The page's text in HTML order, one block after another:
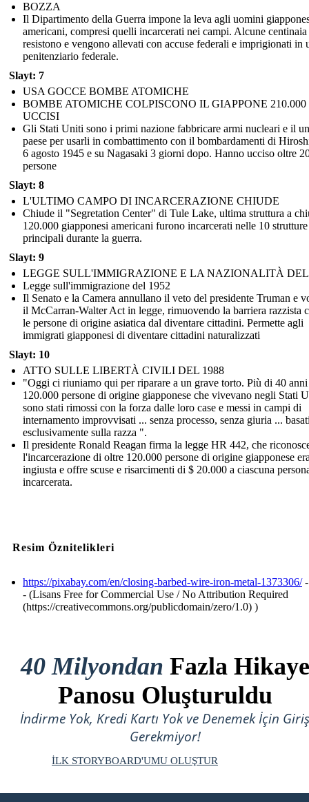
BOZZA
Il Dipartimento della Guerra impone la leva agli uomini
americani, compresi quelli incarcerati nei campi. Alcune centinaia
resistono e vengono allevati con accuse federali e imprigionati in
penitenziario federale.
Slayt: 7
USA GOCCE BOMBE ATOMICHE
BOMBE ATOMICHE COLPISCONO IL GIAPPONE 210.000
UCCISI
Gli Stati Uniti sono i primi nazione fabbricare armi nucleari e il
paese per usarli in combattimento con il bombardamenti di
6 agosto 1945 e su Nagasaki 3 giorni dopo. Hanno ucciso oltre
persone
Slayt: 8
L'ULTIMO CAMPO DI INCARCERAZIONE CHIUDE
Chiude il "Segretation Center" di Tule Lake, ultima struttura a
120.000 giapponesi americani furono incarcerati nelle 10 strutture
principali durante la guerra.
Slayt: 9
LEGGE SULL'IMMIGRAZIONE E LA NAZIONALITÀ DEL
Legge sull'immigrazione del 1952
Il Senato e la Camera annullano il veto del presidente Truman e
il McCarran-Walter Act in legge, rimuovendo la barriera razzista
le persone di origine asiatica dal diventare cittadini. Permette agli
immigrati giapponesi di diventare cittadini naturalizzati
Slayt: 10
ATTO SULLE LIBERTÀ CIVILI DEL 1988
"Oggi ci riuniamo qui per riparare a un grave torto. Più di 40
120.000 persone di origine giapponese che vivevano negli Stati
sono stati rimossi con la forza dalle loro case e messi in campi di
internamento improvvisati ... senza processo, senza giuria ...
esclusivamente sulla razza ".
Il presidente Ronald Reagan firma la legge HR 442, che
l'incarcerazione di oltre 120.000 persone di origine giapponese
ingiusta e offre scuse e risarcimenti di $ 20.000 a ciascuna
incarcerata.
Resim Öznitelikleri
https://pixabay.com/en/closing-barbed-wire-iron-metal-1373306/-
- (Lisans Free for Commercial Use / No Attribution Required
(https://creativecommons.org/publicdomain/zero/1.0) )
40 Milyondan Fazla Hikaye
Panosu Oluşturuldu
İndirme Yok, Kredi Kartı Yok ve Denemek İçin Giriş
Gerekmiyor!
İLK STORYBOARD'UMU OLUŞTUR